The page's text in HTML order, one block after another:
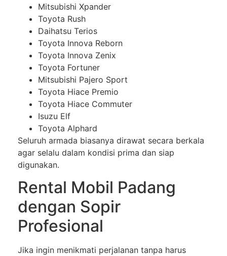
Mitsubishi Xpander
Toyota Rush
Daihatsu Terios
Toyota Innova Reborn
Toyota Innova Zenix
Toyota Fortuner
Mitsubishi Pajero Sport
Toyota Hiace Premio
Toyota Hiace Commuter
Isuzu Elf
Toyota Alphard
Seluruh armada biasanya dirawat secara berkala
agar selalu dalam kondisi prima dan siap
digunakan.
Rental Mobil Padang
dengan Sopir
Profesional
Jika ingin menikmati perjalanan tanpa harus